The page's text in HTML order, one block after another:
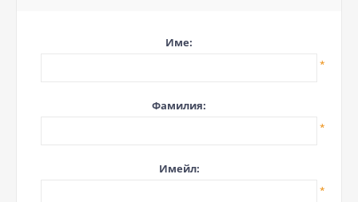
Име:
*
Фамилия:
*
Имейл:
*